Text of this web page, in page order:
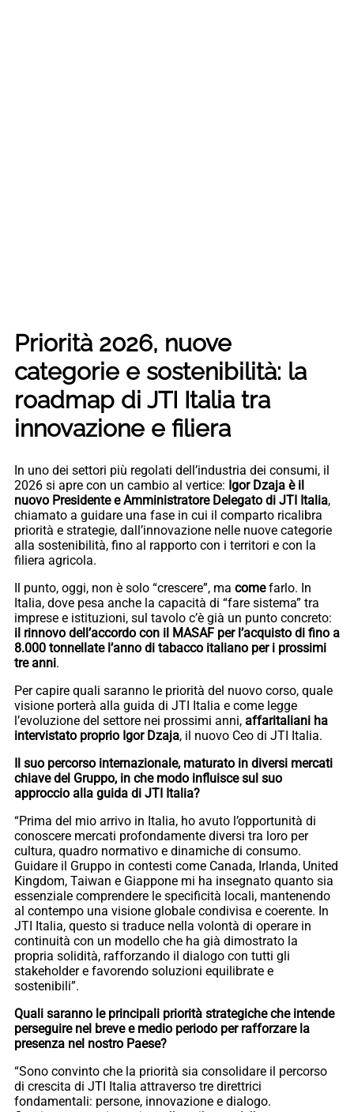
Priorità 2026, nuove
categorie e sostenibilità: la
roadmap di JTI Italia tra
innovazione e filiera
In uno dei settori più regolati dell’industria dei consumi, il
2026 si apre con un cambio al vertice: Igor Dzaja è il
nuovo Presidente e Amministratore Delegato di JTI Italia,
chiamato a guidare una fase in cui il comparto ricalibra
priorità e strategie, dall’innovazione nelle nuove categorie
alla sostenibilità, fino al rapporto con i territori e con la
filiera agricola.
Il punto, oggi, non è solo “crescere”, ma comefarlo. In
Italia, dove pesa anche la capacità di “fare sistema” tra
imprese e istituzioni, sul tavolo c’è già un punto concreto:
il rinnovo dell’accordo con il MASAF per l’acquisto di fino a
8.000 tonnellate l’anno di tabacco italiano per i prossimi
tre anni.
Per capire quali saranno le priorità del nuovo corso, quale
visione porterà alla guida di JTI Italia e come legge
l’evoluzione del settore nei prossimi anni, affaritaliani ha
intervistato proprio Igor Dzaja, il nuovo Ceo di JTI Italia.
Il suo percorso internazionale, maturato in diversi mercati
chiave del Gruppo, in che modo influisce sul suo
approccio alla guida di JTI Italia?
“Prima del mio arrivo in Italia, ho avuto l’opportunità di
conoscere mercati profondamente diversi tra loro per
cultura, quadro normativo e dinamiche di consumo.
Guidare il Gruppo in contesti come Canada, Irlanda, United
Kingdom, Taiwan e Giappone mi ha insegnato quanto sia
essenziale comprendere le specificità locali, mantenendo
al contempo una visione globale condivisa e coerente. In
JTI Italia, questo si traduce nella volontà di operare in
continuità con un modello che ha già dimostrato la
propria solidità, rafforzando il dialogo con tutti gli
stakeholder e favorendo soluzioni equilibrate e
sostenibili”.
Quali saranno le principali priorità strategiche che intende
perseguire nel breve e medio periodo per rafforzare la
presenza nel nostro Paese?
“Sono convinto che la priorità sia consolidare il percorso
di crescita di JTI Italia attraverso tre direttrici
fondamentali: persone, innovazione e dialogo.